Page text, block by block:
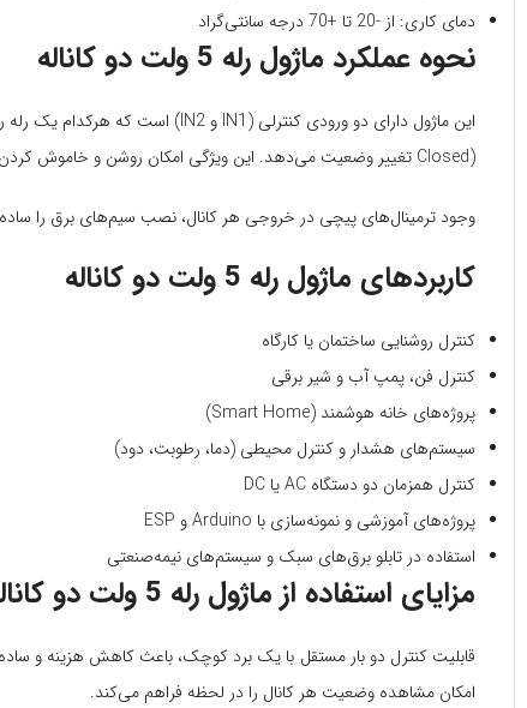
دمای کاری: از -20 تا +70 درجه سانتی‌گراد
نحوه عملکرد ماژول رله 5 ولت دو کاناله
Closed) تغییر وضعیت می‌دهد. این ویژگی امکان روشن و خاموش کردن دستگاه‌های برقی مختلف را تنها با چند خط کدنویسی فراهم می‌کند.
وجود ترمینال‌های پیچی در خروجی هر کانال، نصب سیم‌های برق را ساده و
کاربردهای ماژول رله 5 ولت دو کاناله
کنترل روشنایی ساختمان یا کارگاه
کنترل فن، پمپ آب و شیر برقی
پروژه‌های خانه هوشمند (Smart Home)
سیستم‌های هشدار و کنترل محیطی (دما، رطوبت، دود)
کنترل همزمان دو دستگاه AC یا DC
پروژه‌های آموزشی و نمونه‌سازی با Arduino و ESP
استفاده در تابلو برق‌های سبک و سیستم‌های نیمه‌صنعتی
مزایای استفاده از ماژول رله 5 ولت دو کاناله
امکان مشاهده وضعیت هر کانال را در لحظه فراهم می‌کند.